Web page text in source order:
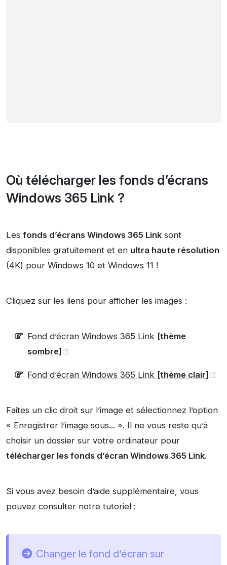
Où télécharger les fonds d’écrans
Windows 365 Link ?
Les fonds d’écrans Windows 365 Link sont
disponibles gratuitement et en ultra haute résolution
(4K) pour Windows 10 et Windows 11 !
Cliquez sur les liens pour afficher les images :
Fond d’écran Windows 365 Link [thème
sombre]
Fond d’écran Windows 365 Link [thème clair]
Faites un clic droit sur l’image et sélectionnez l’option
« Enregistrer l’image sous... ». Il ne vous reste qu’à
choisir un dossier sur votre ordinateur pour
télécharger les fonds d’écran Windows 365 Link.
Si vous avez besoin d’aide supplémentaire, vous
pouvez consulter notre tutoriel :
Changer le fond d’écran sur